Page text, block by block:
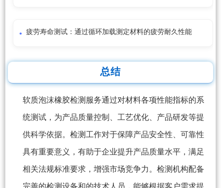
疲劳寿命测试：通过循环加载测定材料的疲劳耐久性能
总结
软质泡沫橡胶检测服务通过对材料各项性能指标的系
统测试，为产品质量控制、工艺优化、产品研发等提
供科学依据。检测工作对于保障产品安全性、可靠性
具有重要意义，有助于企业提升产品质量水平，满足
相关法规标准要求，增强市场竞争力。检测机构配备